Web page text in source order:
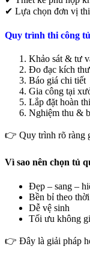
✔ Lựa chọn đơn vị
Quy trình thi công
Khảo sát & tư
Đo đạc kích
Báo giá chi tiết
Gia công tại
Lắp đặt hoàn
Nghiệm thu &
👉 Quy trình rõ ràng
Vì sao nên chọn tủ
Đẹp – sang –
Bền bỉ theo
Dễ vệ sinh
Tối ưu không
👉 Đây là giải pháp